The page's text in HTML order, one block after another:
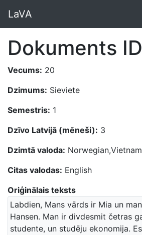
LaVA
Dokuments
Vecums: 20
Dzimums: Sieviete
Semestris: 1
Dzīvo Latvijā (mēneši): 3
Dzimtā valoda:
Citas valodas: English
Oriģinālais teksts
Labdien, Mans vārds ir Mia un
Hansen. Man ir divdesmit četras
studente, un studēju ekonomija.